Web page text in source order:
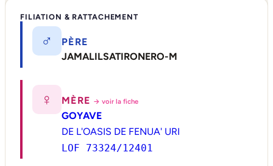
FILIATION & RATTACHEMENT
♂
PÈRE
JAMALILSATIRONERO-M
♀ MÈRE → voir la fiche
GOYAVE
DE L'OASIS DE FENUA' URI
LOF 73324/12401